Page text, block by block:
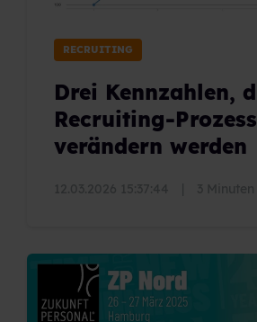
RECRUITING
Drei Kennzahlen,
Recruiting-Prozess
verändern werden